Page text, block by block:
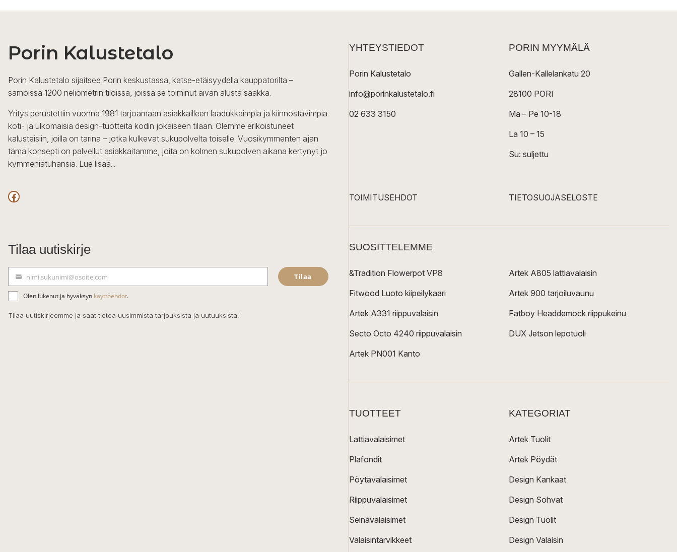
Porin Kalustetalo
Porin Kalustetalo sijaitsee Porin keskustassa, katse-etäisyydellä kauppatorilta –
samoissa 1200 neliömetrin tiloissa, joissa se toiminut aivan alusta saakka.
Yritys perustettiin vuonna 1981 tarjoamaan asiakkailleen laadukkaimpia ja kiinnostavimpia
koti- ja ulkomaisia design-tuotteita kodin jokaiseen tilaan. Olemme erikoistuneet
kalusteisiin, joilla on tarina – jotka kulkevat sukupolvelta toiselle. Vuosikymmenten ajan
tämä konsepti on palvellut asiakkaitamme, joita on kolmen sukupolven aikana kertynyt jo
kymmeniätuhansia. Lue lisää...
Facebook
Tilaa uutiskirje
ä
h
k
nimi.sukunimi@osoite.com Tilaa
Olen lukenut ja hyväksyn käyttöehdot.
Tilaa uutiskirjeemme ja saat tietoa uusimmista tarjouksista ja uutuuksista!
YHTEYSTIEDOT
Porin Kalustetalo
info@porinkalustetalo.fi
02 633 3150
PORIN MYYMÄLÄ
Gallen-Kallelankatu 20
28100 PORI
Ma – Pe 10-18
La 10 – 15
Su: suljettu
TOIMITUSEHDOT TIETOSUOJASELOSTE
SUOSITTELEMME
&Tradition Flowerpot VP8
Fitwood Luoto kiipeilykaari
Artek A331 riippuvalaisin
Secto Octo 4240 riippuvalaisin
Artek PN001 Kanto
Artek A805 lattiavalaisin
Artek 900 tarjoiluvaunu
Fatboy Headdemock riippukeinu
DUX Jetson lepotuoli
TUOTTEET
Lattiavalaisimet
Plafondit
Pöytävalaisimet
Riippuvalaisimet
Seinävalaisimet
Valaisintarvikkeet
KATEGORIAT
Artek Tuolit
Artek Pöydät
Design Kankaat
Design Sohvat
Design Tuolit
Design Valaisin